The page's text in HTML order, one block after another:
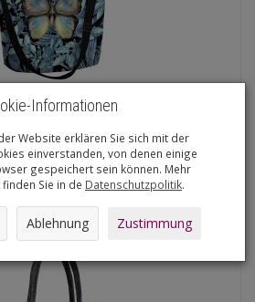
€25,69
den Warenkorb
Informationen
Website erklären Sie sich mit der
einverstanden, von denen einige
gespeichert sein können. Mehr
Sie in de Datenschutzpolitik.
Ablehnung Zustimmung